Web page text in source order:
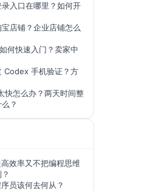
入口在哪里？如何开
店铺？企业店铺怎么
何快速入门？卖家中
Codex 手机验证？方
快怎么办？两天时间整
？
效率又不把编程思维
员该何去何从？